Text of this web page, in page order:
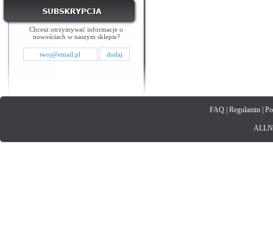
Chcesz otrzymywać informacje o
nowościach w naszym sklepie?
FAQ| Regulamin|